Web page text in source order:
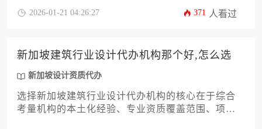
优质代理机构。
2026-01-21 04:26:27 371 人看过
新加坡建筑行业设计代办机构那个好,怎么选
新加坡设计资质代办
选择新加坡建筑行业设计代办机构的核心在于综合
考量机构的本土化经验、专业资质覆盖范围、项目